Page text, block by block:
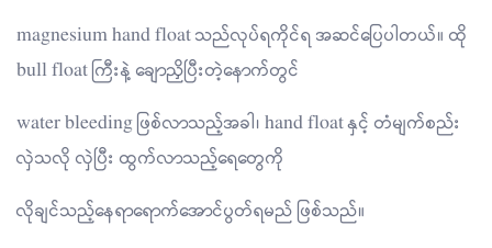
magnesium hand float သည်လုပ်ရကိုင်ရ အဆင်ပြေပါတယ်။ ထို
bull float ကြီးနဲ့ ချောညှိပြီးတဲ့နောက်တွင်
water bleeding ဖြစ်လာသည့်အခါ၊ hand float နှင့် တံမျက်စည်း
လှဲသလို လှဲပြီး ထွက်လာသည့်ရေတွေကို
လိုချင်သည့်နေရာရောက်အောင်ပွတ်ရမည် ဖြစ်သည်။